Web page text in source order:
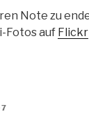
Note zu
Fotos auf Flickr